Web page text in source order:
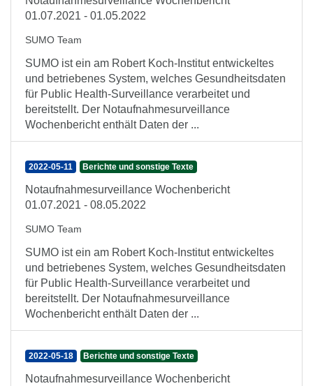
01.07.2021 - 01.05.2022
SUMO Team
SUMO ist ein am Robert Koch-Institut entwickeltes
und betriebenes System, welches Gesundheitsdaten
für Public Health-Surveillance verarbeitet und
bereitstellt. Der Notaufnahmesurveillance
Wochenbericht enthält Daten der ...
2022-05-11 Berichte und sonstige Texte
Notaufnahmesurveillance Wochenbericht
01.07.2021 - 08.05.2022
SUMO Team
SUMO ist ein am Robert Koch-Institut entwickeltes
und betriebenes System, welches Gesundheitsdaten
für Public Health-Surveillance verarbeitet und
bereitstellt. Der Notaufnahmesurveillance
Wochenbericht enthält Daten der ...
2022-05-18 Berichte und sonstige Texte
Notaufnahmesurveillance Wochenbericht